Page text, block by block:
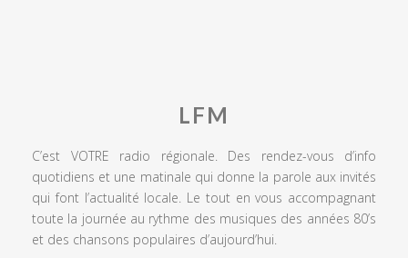
LFM
C’est VOTRE radio régionale. Des rendez-vous d’info
quotidiens et une matinale qui donne la parole aux invités
qui font l’actualité locale. Le tout en vous accompagnant
toute la journée au rythme des musiques des années 80’s
et des chansons populaires d’aujourd’hui.